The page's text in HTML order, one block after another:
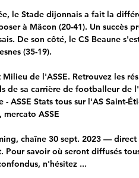
le Stade dijonnais a fait la
à Mâcon (20-41). Un succès
De son côté, le CS Beaune
(35-19).
de l'ASSE. Retrouvez les
de sa carrière de footballeur de
ASSE Stats tous sur l'AS Saint-
mercato ASSE
chaîne 30 sept. 2023 — direct
savoir où seront diffusés
n'hésitez ...